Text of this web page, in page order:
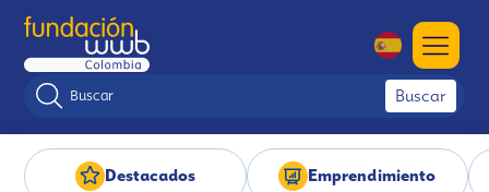
Buscar
Destacados Emprendimiento